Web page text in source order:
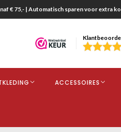
€ 75,- | Automatisch sparen voor extra
ACCESSOIRES